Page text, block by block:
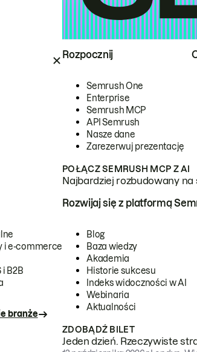
Rozpocznij
Semrush One
Enterprise
Semrush MCP
API Semrush
Nasze dane
Zarezerwuj prezentację
POŁĄCZ SEMRUSH MCP Z AI
Najbardziej rozbudowany
i e-commerce
i B2B
branże
Rozwijaj się z platformą
Blog
Baza wiedzy
Akademia
Historie sukcesu
Indeks widoczności w AI
Webinaria
Aktualności
ZDOBĄDŹ BILET
Jeden dzień. Rzeczywiste